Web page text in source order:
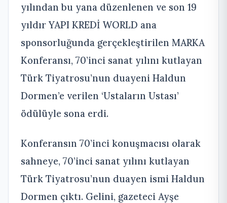
yılından bu yana düzenlenen ve son 19
yıldır YAPI KREDİ WORLD ana
sponsorluğunda gerçekleştirilen MARKA
Konferansı, 70’inci sanat yılını kutlayan
Türk Tiyatrosu’nun duayeni Haldun
Dormen’e verilen ‘Ustaların Ustası’
ödülüyle sona erdi.
Konferansın 70’inci konuşmacısı olarak
sahneye, 70’inci sanat yılını kutlayan
Türk Tiyatrosu’nun duayen ismi Haldun
Dormen çıktı. Gelini, gazeteci Ayşe